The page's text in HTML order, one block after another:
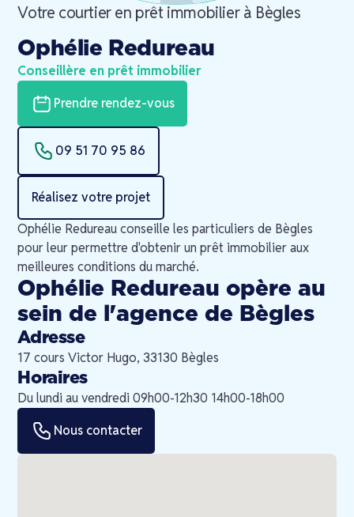
Votre courtier en prêt immobilier à Bègles
Ophélie Redureau
Conseillère en prêt immobilier
Prendre rendez-vous
09 51 70 95 86
Réalisez votre projet
Ophélie Redureau conseille les particuliers de Bègles
pour leur permettre d'obtenir un prêt immobilier aux
meilleures conditions du marché.
Ophélie Redureau opère au
sein de l'agence de Bègles
Adresse
17 cours Victor Hugo, 33130 Bègles
Horaires
Du lundi au vendredi 09h00-12h30 14h00-18h00
Nous contacter